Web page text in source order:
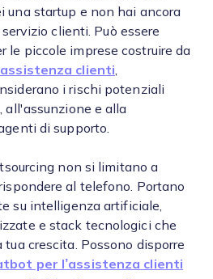
una startup e non hai ancora
clienti. Può essere
le piccole imprese costruire da
clienti
i rischi potenziali
all'assunzione e alla
di supporto.
non si limitano a
al telefono. Portano
su intelligenza artificiale,
e stack tecnologici che
crescita. Possono disporre
per l’assistenza clienti